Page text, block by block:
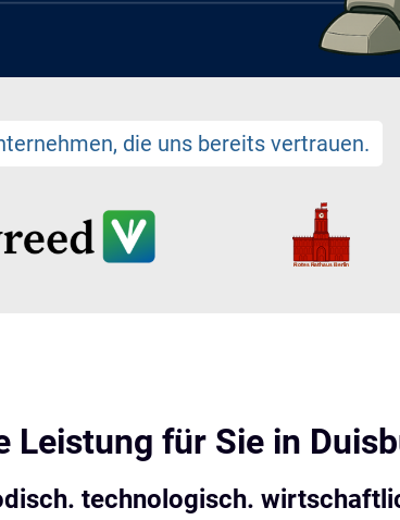
die uns bereits vertrauen.
Leistung für Sie in
technologisch.